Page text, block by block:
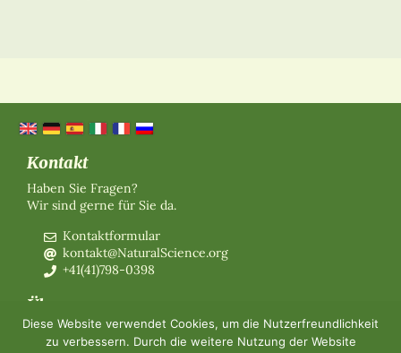
Kontakt
Haben Sie Fragen?
Wir sind gerne für Sie da.
Kontaktformular
kontakt@NaturalScience.org
+41(41)798-0398
Über uns
Organisation
Mitgliedschaft
Diese Website verwendet Cookies, um die Nutzerfreundlichkeit
zu verbessern. Durch die weitere Nutzung der Website